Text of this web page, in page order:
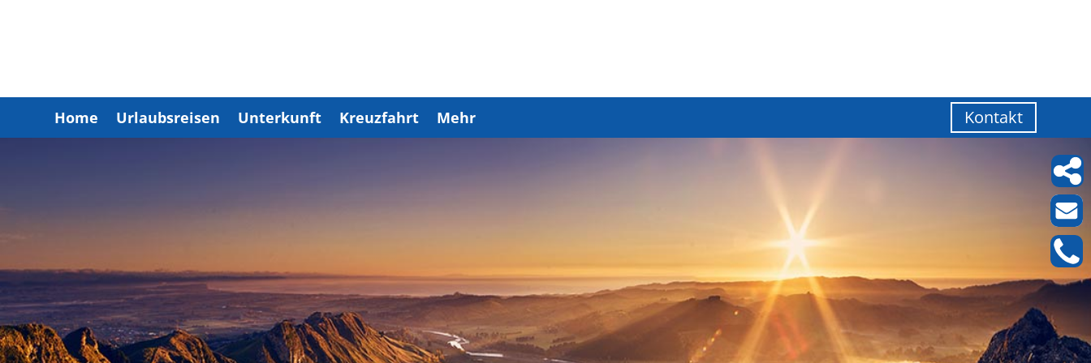
Home Urlaubsreisen Unterkunft Kreuzfahrt Mehr Kontakt